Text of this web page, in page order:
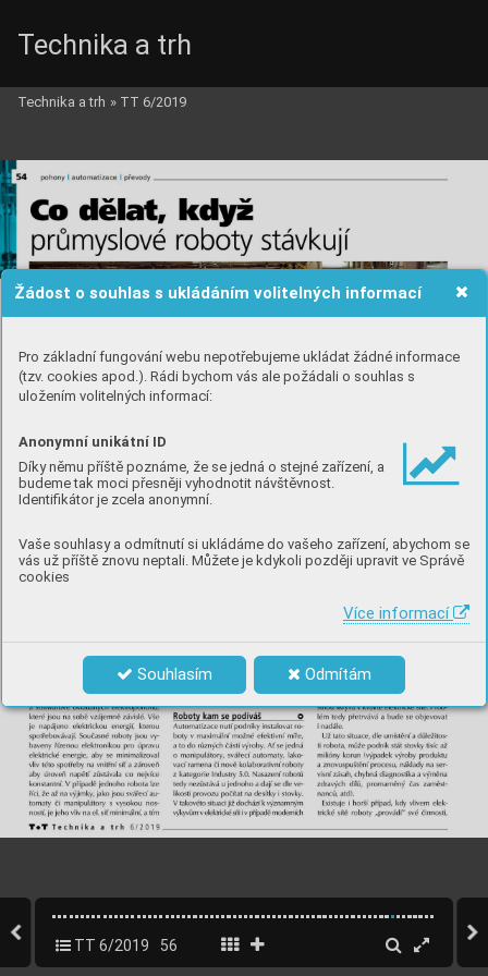
Žádost o souhlas s ukládáním volitelných informací
Pro základní fungování webu nepotřebujeme ukládat žádné informace
(tzv. cookies apod.). Rádi bychom vás ale požádali o souhlas s
uložením volitelných informací:
Anonymní unikátní ID
Díky němu příště poznáme, že se jedná o stejné zařízení, a
budeme tak moci přesněji vyhodnotit návštěvnost.
Identifikátor je zcela anonymní.
Vaše souhlasy a odmítnutí si ukládáme do vašeho zařízení, abychom se
vás už příště znovu neptali. Můžete je kdykoli později upravit ve Správě
cookies
Více informací
Souhlasím Odmítám
Technika a trh
Technika a trh » TT 6/2019
TT 6/2019 56